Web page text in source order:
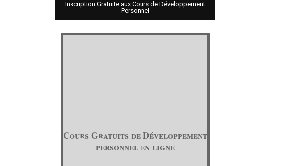
Inscription Gratuite aux Cours de Développement
Personnel
Cours Gratuits de Développement
personnel en ligne